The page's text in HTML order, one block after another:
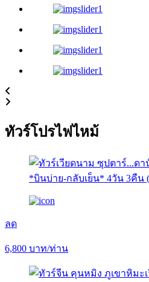
ทัวร์โปรไฟไหม้
ลด
6,800 บาท/ท่าน